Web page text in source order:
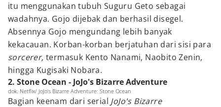
itu menggunakan tubuh Suguru Geto sebagai
wadahnya. Gojo dijebak dan berhasil disegel.
Absennya Gojo mengundang lebih banyak
kekacauan. Korban-korban berjatuhan dari sisi para
sorcerer, termasuk Kento Nanami, Naobito Zenin,
hingga Kugisaki Nobara.
2. Stone Ocean - JoJo's Bizarre Adventure
dok. Netflix/ JoJo's Bizarre Adventure: Stone Ocean
Bagian keenam dari serial JoJo's Bizarre